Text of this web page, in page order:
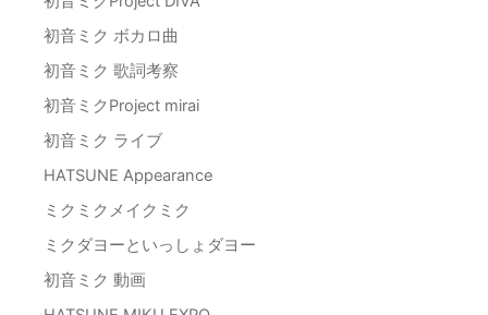
初音ミク ボカロ曲
初音ミク 歌詞考察
初音ミクProject mirai
初音ミク ライブ
HATSUNE Appearance
ミクミクメイクミク
ミクダヨーといっしょダヨー
初音ミク 動画